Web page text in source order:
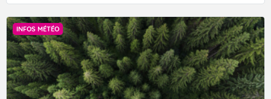
INFOS MÉTÉO